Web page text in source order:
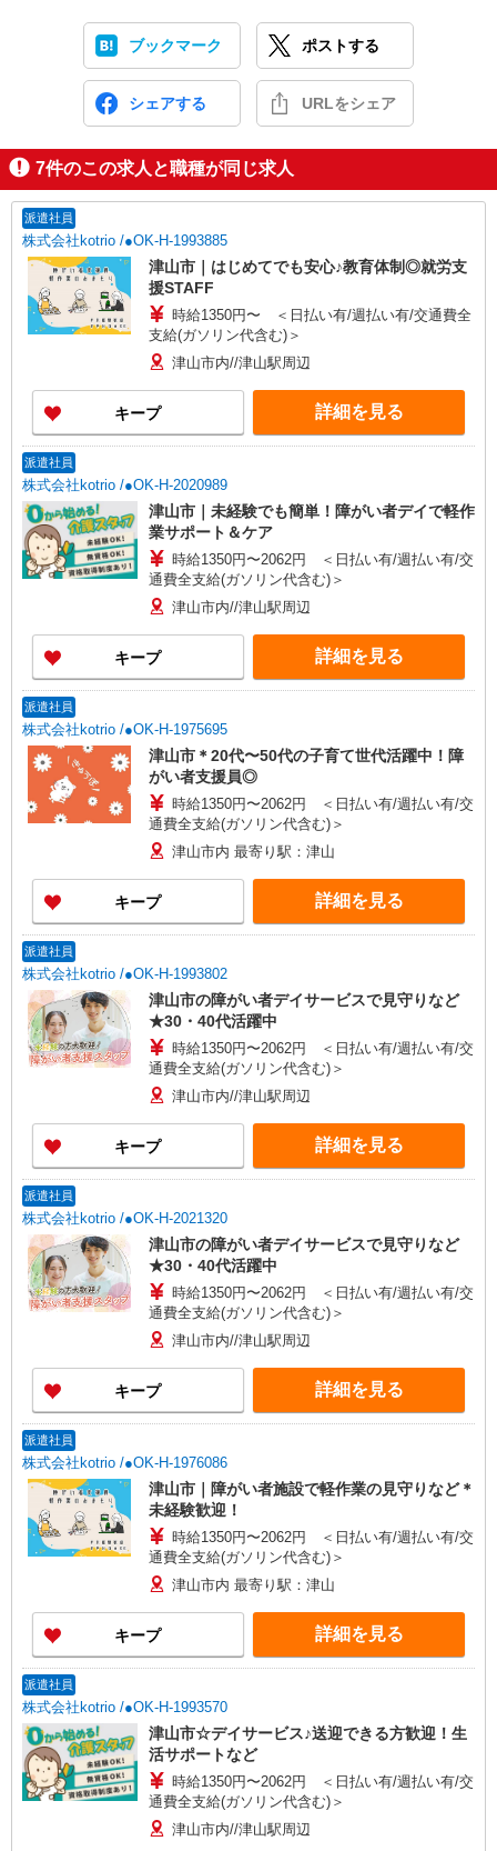
ブックマーク ポストする
シェアする URLをシェア
7件のこの求人と職種が同じ求人
派遣社員
株式会社kotrio /●OK-H-1993885
津山市｜はじめてでも安心♪教育体制◎就労支
援STAFF
時給1350円〜 ＜日払い有/週払い有/交通費全
支給(ガソリン代含む)＞
津山市内//津山駅周辺
キープ 詳細を見る
派遣社員
株式会社kotrio /●OK-H-2020989
津山市｜未経験でも簡単！障がい者デイで軽作
業サポート＆ケア
時給1350円〜2062円 ＜日払い有/週払い有/交
通費全支給(ガソリン代含む)＞
津山市内//津山駅周辺
キープ 詳細を見る
派遣社員
株式会社kotrio /●OK-H-1975695
津山市＊20代〜50代の子育て世代活躍中！障
がい者支援員◎
時給1350円〜2062円 ＜日払い有/週払い有/交
通費全支給(ガソリン代含む)＞
津山市内 最寄り駅：津山
キープ 詳細を見る
派遣社員
株式会社kotrio /●OK-H-1993802
津山市の障がい者デイサービスで見守りなど
★30・40代活躍中
時給1350円〜2062円 ＜日払い有/週払い有/交
通費全支給(ガソリン代含む)＞
津山市内//津山駅周辺
キープ 詳細を見る
派遣社員
株式会社kotrio /●OK-H-2021320
津山市の障がい者デイサービスで見守りなど
★30・40代活躍中
時給1350円〜2062円 ＜日払い有/週払い有/交
通費全支給(ガソリン代含む)＞
津山市内//津山駅周辺
キープ 詳細を見る
派遣社員
株式会社kotrio /●OK-H-1976086
津山市｜障がい者施設で軽作業の見守りなど＊
未経験歓迎！
時給1350円〜2062円 ＜日払い有/週払い有/交
通費全支給(ガソリン代含む)＞
津山市内 最寄り駅：津山
キープ 詳細を見る
派遣社員
株式会社kotrio /●OK-H-1993570
津山市☆デイサービス♪送迎できる方歓迎！生
活サポートなど
時給1350円〜2062円 ＜日払い有/週払い有/交
通費全支給(ガソリン代含む)＞
津山市内//津山駅周辺